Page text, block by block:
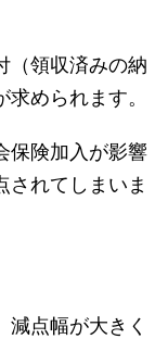
（領収済みの納
められます。
保険加入が影響
されてしまいま
点幅が大きく